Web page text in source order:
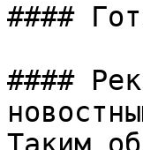
####
####